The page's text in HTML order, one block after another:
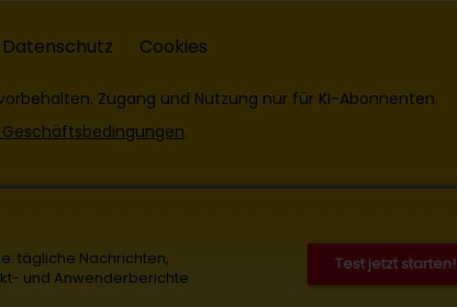
Test jetzt starten!
tägliche Nachrichten,
und Anwenderberichte
Datenschutz Cookies
Zugang und Nutzung nur für KI-Abonnenten.
.